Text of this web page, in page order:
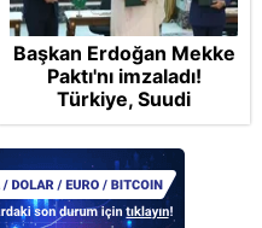
Başkan Erdoğan Mekke
Paktı'nı imzaladı!
Türkiye, Suudi
Arabistan ve
Pakistan'dan stratejik
güvenlik adımı:
Anlaşmanın tüm
detayları